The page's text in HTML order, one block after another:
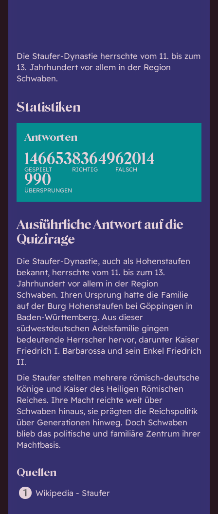
Die Staufer-Dynastie herrschte vom 11. bis zum
13. Jahrhundert vor allem in der Region
Schwaben.
Statistiken
Antworten
146653
GESPIELT
83649
RICHTIG
62014
FALSCH
990
ÜBERSPRUNGEN
Ausführliche Antwort auf die
Quizfrage
Die Staufer-Dynastie, auch als Hohenstaufen
bekannt, herrschte vom 11. bis zum 13.
Jahrhundert vor allem in der Region
Schwaben. Ihren Ursprung hatte die Familie
auf der Burg Hohenstaufen bei Göppingen in
Baden-Württemberg. Aus dieser
südwestdeutschen Adelsfamilie gingen
bedeutende Herrscher hervor, darunter Kaiser
Friedrich I. Barbarossa und sein Enkel Friedrich
II.
Die Staufer stellten mehrere römisch-deutsche
Könige und Kaiser des Heiligen Römischen
Reiches. Ihre Macht reichte weit über
Schwaben hinaus, sie prägten die Reichspolitik
über Generationen hinweg. Doch Schwaben
blieb das politische und familiäre Zentrum ihrer
Machtbasis.
Quellen
Wikipedia - Staufer